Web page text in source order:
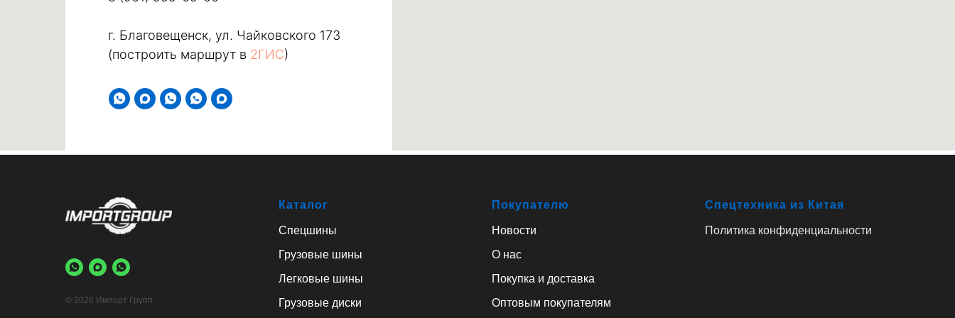
г. Благовещенск, ул. Чайковского 173
(построить маршрут в 2ГИС)
© 2026 Импорт Групп
Каталог
Спецшины
Грузовые шины
Легковые шины
Грузовые диски
Покупателю
Новости
О нас
Покупка и доставка
Оптовым покупателям
Спецтехника из Китая
Политика конфиденциальности